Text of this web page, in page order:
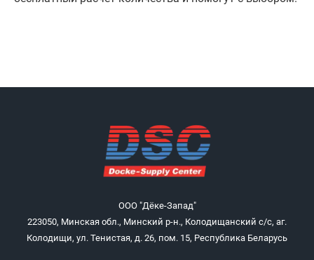
ООО "Дёке-Запад"
223050, Минская обл., Минский р-н., Колодищанский с/с, аг.
Колодищи, ул. Тенистая, д. 26, пом. 15, Республика Беларусь